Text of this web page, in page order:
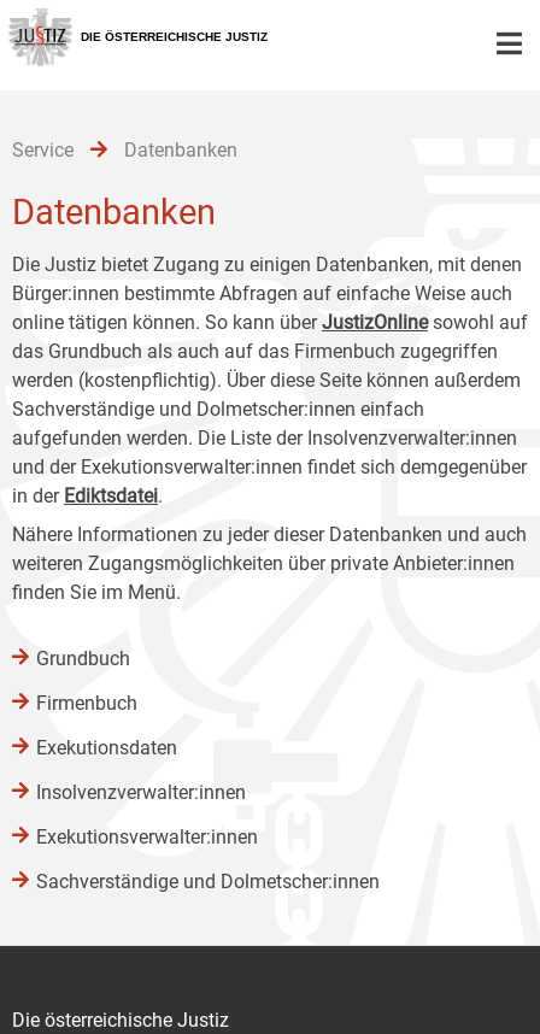
Zur
Hauptnavigation
[1]
Zum
Inhalt
[2]
Zum
Untermenü
[3]
DIE ÖSTERREICHISCHE JUSTIZ
Service Datenbanken
Datenbanken
Die Justiz bietet Zugang zu einigen Datenbanken, mit denen
Bürger:innen bestimmte Abfragen auf einfache Weise auch
online tätigen können. So kann überJustizOnlinesowohl auf
das Grundbuch als auch auf das Firmenbuch zugegriffen
werden (kostenpflichtig). Über diese Seite können außerdem
Sachverständige und Dolmetscher:innen einfach
aufgefunden werden. Die Liste der Insolvenzverwalter:innen
und der Exekutionsverwalter:innen findet sich demgegenüber
in der Ediktsdatei.
Nähere Informationen zu jeder dieser Datenbanken und auch
weiteren Zugangsmöglichkeiten über private Anbieter:innen
finden Sie im Menü.
Grundbuch
Firmenbuch
Exekutionsdaten
Insolvenzverwalter:innen
Exekutionsverwalter:innen
Sachverständige und Dolmetscher:innen
Die österreichische Justiz